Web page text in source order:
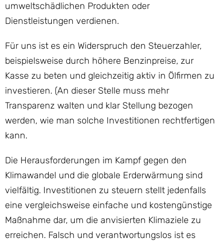
umweltschädlichen Produkten oder
Dienstleistungen verdienen.
Für uns ist es ein Widerspruch den Steuerzahler,
beispielsweise durch höhere Benzinpreise, zur
Kasse zu beten und gleichzeitig aktiv in Ölfirmen zu
investieren. (An dieser Stelle muss mehr
Transparenz walten und klar Stellung bezogen
werden, wie man solche Investitionen rechtfertigen
kann.
Die Herausforderungen im Kampf gegen den
Klimawandel und die globale Erderwärmung sind
vielfältig. Investitionen zu steuern stellt jedenfalls
eine vergleichsweise einfache und kostengünstige
Maßnahme dar, um die anvisierten Klimaziele zu
erreichen. Falsch und verantwortungslos ist es